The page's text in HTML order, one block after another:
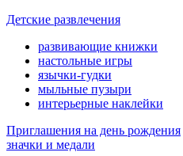
Детские развлечения
развивающие книжки
настольные игры
язычки-гудки
мыльные пузыри
интерьерные наклейки
Приглашения на день рождения
значки и медали